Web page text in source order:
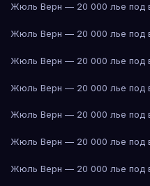
Жюль Верн — 20 000 лье под
Жюль Верн — 20 000 лье под
Жюль Верн — 20 000 лье под
Жюль Верн — 20 000 лье под
Жюль Верн — 20 000 лье под
Жюль Верн — 20 000 лье под
Жюль Верн — 20 000 лье под